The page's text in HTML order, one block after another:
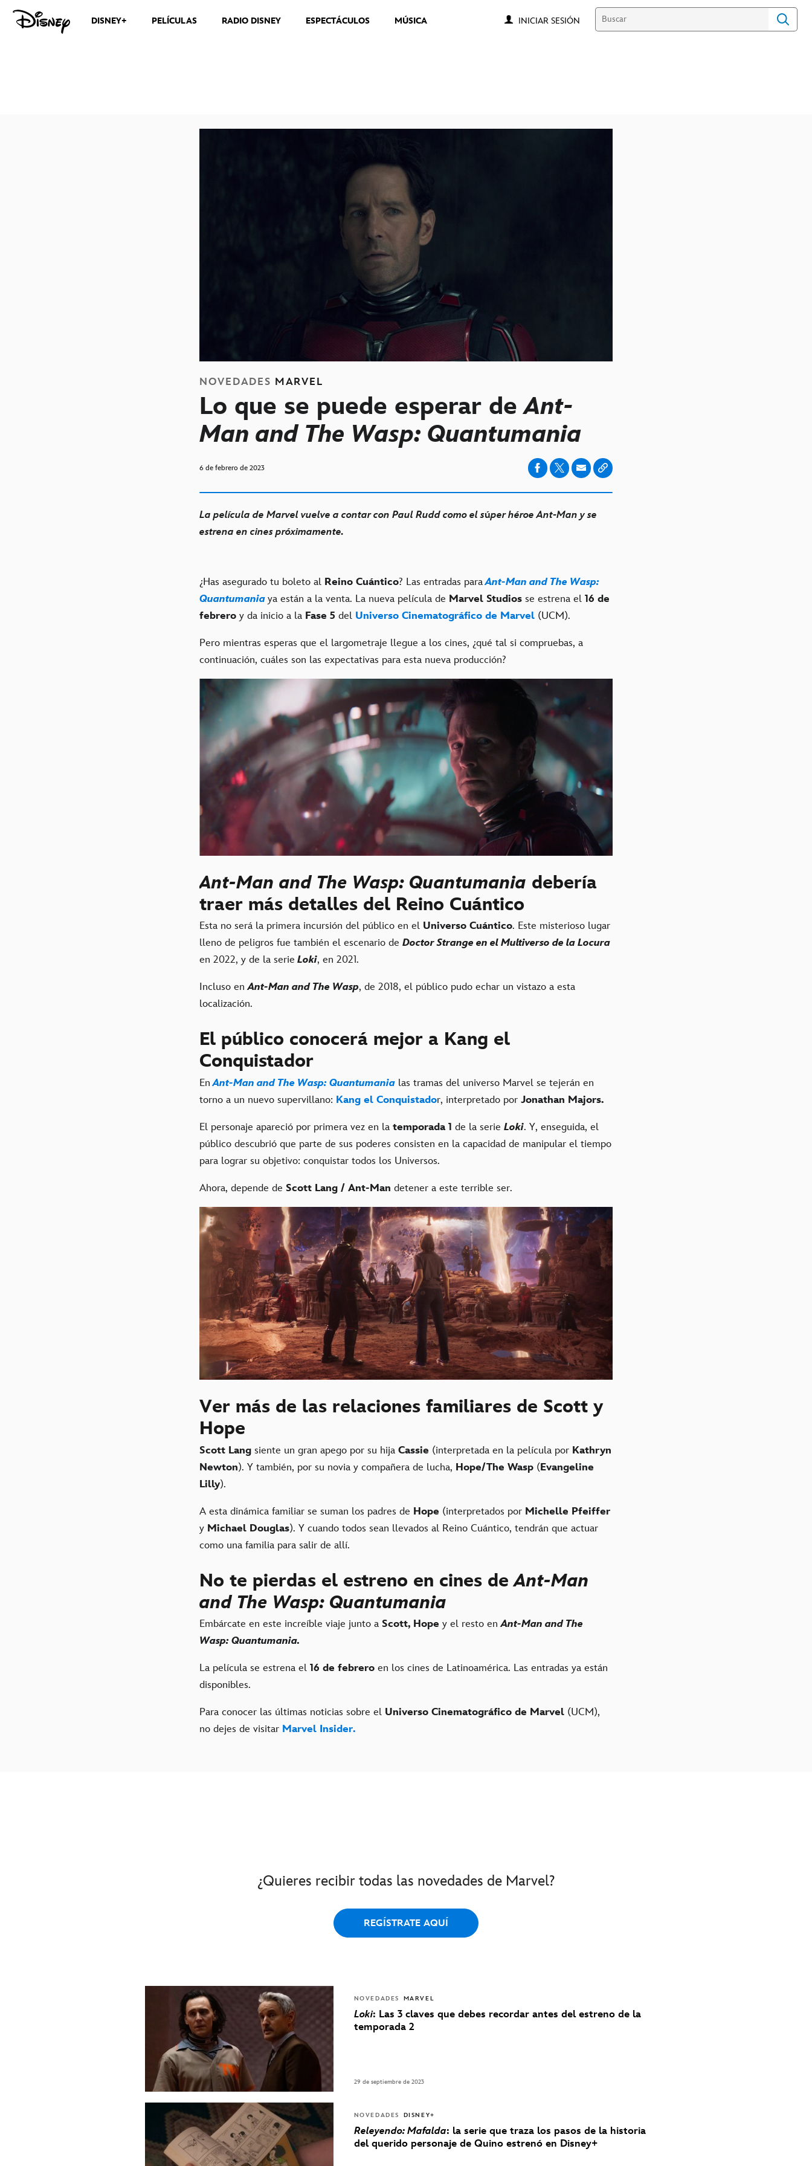
DISNEY+ PELÍCULAS RADIO DISNEY ESPECTÁCULOS MÚSICA INICIAR SESIÓN
NOVEDADES MARVEL
Lo que se puede esperar deAnt-
Man and The Wasp: Quantumania
6 de febrero de 2023
La película de Marvel vuelve a contar con Paul Rudd como el súper héroe Ant-Man y se
estrena en cines próximamente.
¿Has asegurado tu boleto al Reino Cuántico? Las entradas paraAnt-Man and The Wasp:
Quantumania ya están a la venta. La nueva película de Marvel Studios se estrena el 16 de
febrero y da inicio a la Fase 5 del Universo Cinematográfico de Marvel (UCM).
Pero mientras esperas que el largometraje llegue a los cines, ¿qué tal si compruebas, a
continuación, cuáles son las expectativas para esta nueva producción?
Ant-Man and The Wasp: Quantumania debería
traer más detalles del Reino Cuántico
Esta no será la primera incursión del público en el Universo Cuántico. Este misterioso lugar
lleno de peligros fue también el escenario de Doctor Strange en el Multiverso de la Locura
en 2022, y de la serie Loki, en 2021.
Incluso enAnt-Man and The Wasp, de 2018, el público pudo echar un vistazo a esta
localización.
El público conocerá mejor a Kang el
Conquistador
EnAnt-Man and The Wasp: Quantumania las tramas del universo Marvel se tejerán en
torno a un nuevo supervillano: Kang el Conquistador, interpretado por Jonathan Majors.
El personaje apareció por primera vez en la temporada 1 de la serie Loki. Y, enseguida, el
público descubrió que parte de sus poderes consisten en la capacidad de manipular el tiempo
para lograr su objetivo: conquistar todos los Universos.
Ahora, depende de Scott Lang / Ant-Man detener a este terrible ser.
Ver más de las relaciones familiares de Scott y
Hope
Scott Lang siente un gran apego por su hija Cassie (interpretada en la película por Kathryn
Newton). Y también, por su novia y compañera de lucha, Hope/The Wasp (Evangeline
Lilly).
A esta dinámica familiar se suman los padres de Hope (interpretados por Michelle Pfeiffer
y Michael Douglas). Y cuando todos sean llevados al Reino Cuántico, tendrán que actuar
como una familia para salir de allí.
No te pierdas el estreno en cines deAnt-Man
and The Wasp: Quantumania
Embárcate en este increíble viaje junto a Scott, Hope y el resto enAnt-Man and The
Wasp: Quantumania.
La película se estrena el 16 de febrero en los cines de Latinoamérica. Las entradas ya están
disponibles.
Para conocer las últimas noticias sobre el Universo Cinematográfico de Marvel (UCM),
no dejes de visitar Marvel Insider.
¿Quieres recibir todas las novedades de Marvel?
REGÍSTRATE AQUÍ
NOVEDADES MARVEL
Loki: Las 3 claves que debes recordar antes del estreno de la
temporada 2
29 de septiembre de 2023
NOVEDADES DISNEY+
Releyendo: Mafalda: la serie que traza los pasos de la historia
del querido personaje de Quino estrenó en Disney+